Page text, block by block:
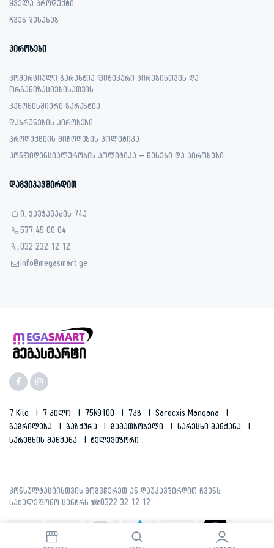
ყველა პროდუქტი
ჩვენ შესახებ
პირობები
კომერციული გარანტია ფიზიკური პირებისთვის და
ორგანიზაციებისათვის
კანონისმიერი გარანტია
დაბრუნების პირობები
პროდუქციის მიწოდების პოლიტიკა
კონფიდენციალურობის პოლიტიკა – წესები და პირობები
დაგვიკავშირდით
ი. ჭავჭავაძის 74ა
577 45 00 04
032 232 12 12
info@megasmart.ge
7 Kilo 7 Კილო 75N9100 7კგ
Sarecxis Manqana
Გაგრილება
Გაზქურა Გამათბობელი
Სარეცხი Მანქანა
Სარეცხის Მანქანა
Ტელევიზორი